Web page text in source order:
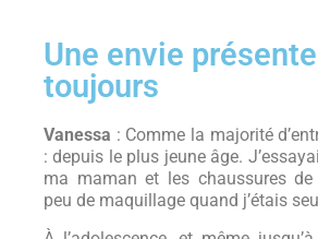
Une envie
toujours
Vanessa : Comme la majorité
: depuis le plus jeune âge.
ma maman et les chaussures
peu de maquillage quand j’étais